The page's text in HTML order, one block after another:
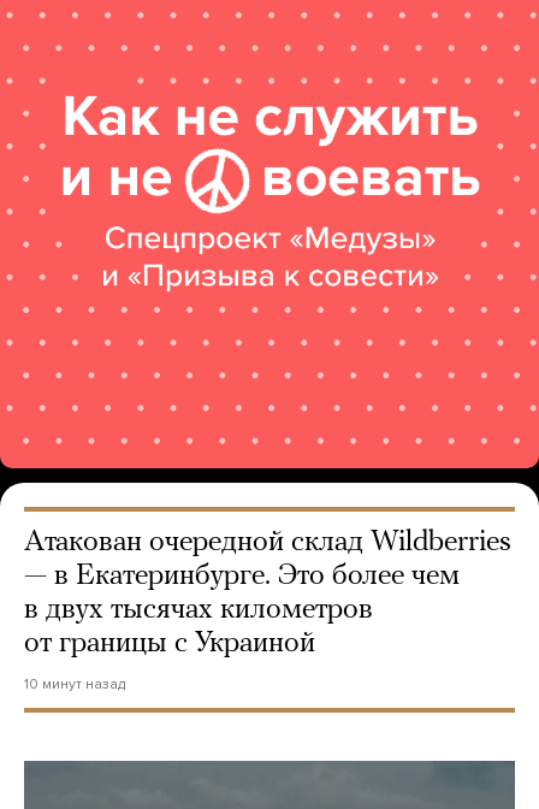
Атакован очередной склад Wildberries
— в Екатеринбурге. Это более чем
в двух тысячах километров
от границы с Украиной
10 минут назад